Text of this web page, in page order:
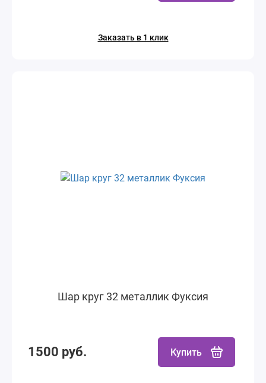
Заказать в 1 клик
Шар круг 32 металлик Фуксия
1500 руб. Купить